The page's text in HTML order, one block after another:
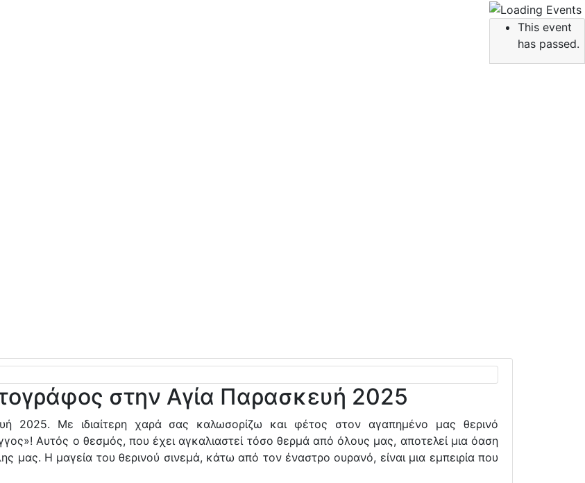
This event
has passed.
στην Αγία Παρασκευή 2025
2025. Με ιδιαίτερη χαρά σας καλωσορίζω και φέτος στον αγαπημένο μας θερινό
Αυτός ο θεσμός, που έχει αγκαλιαστεί τόσο θερμά από όλους μας, αποτελεί μια όαση
μας. Η μαγεία του θερινού σινεμά, κάτω από τον έναστρο ουρανό, είναι μια εμπειρία που